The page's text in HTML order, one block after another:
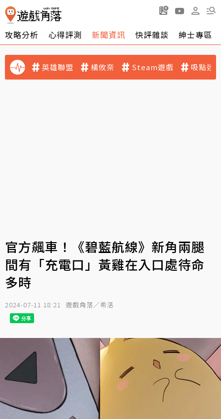
攻略分析 心得評測 新聞資訊 快評雜談 紳士專區
英雄聯盟 橘攸奈 Steam遊戲 吸點迷
官方飆車！《碧藍航線》新角兩腿
間有「充電口」黃雞在入口處待命
多時
2024-07-11 18:21 遊戲角落／希洛